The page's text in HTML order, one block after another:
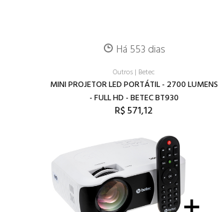
Há 553 dias
Outros | Betec
MINI PROJETOR LED PORTÁTIL - 2700 LUMENS
- FULL HD - BETEC BT930
R$ 571,12